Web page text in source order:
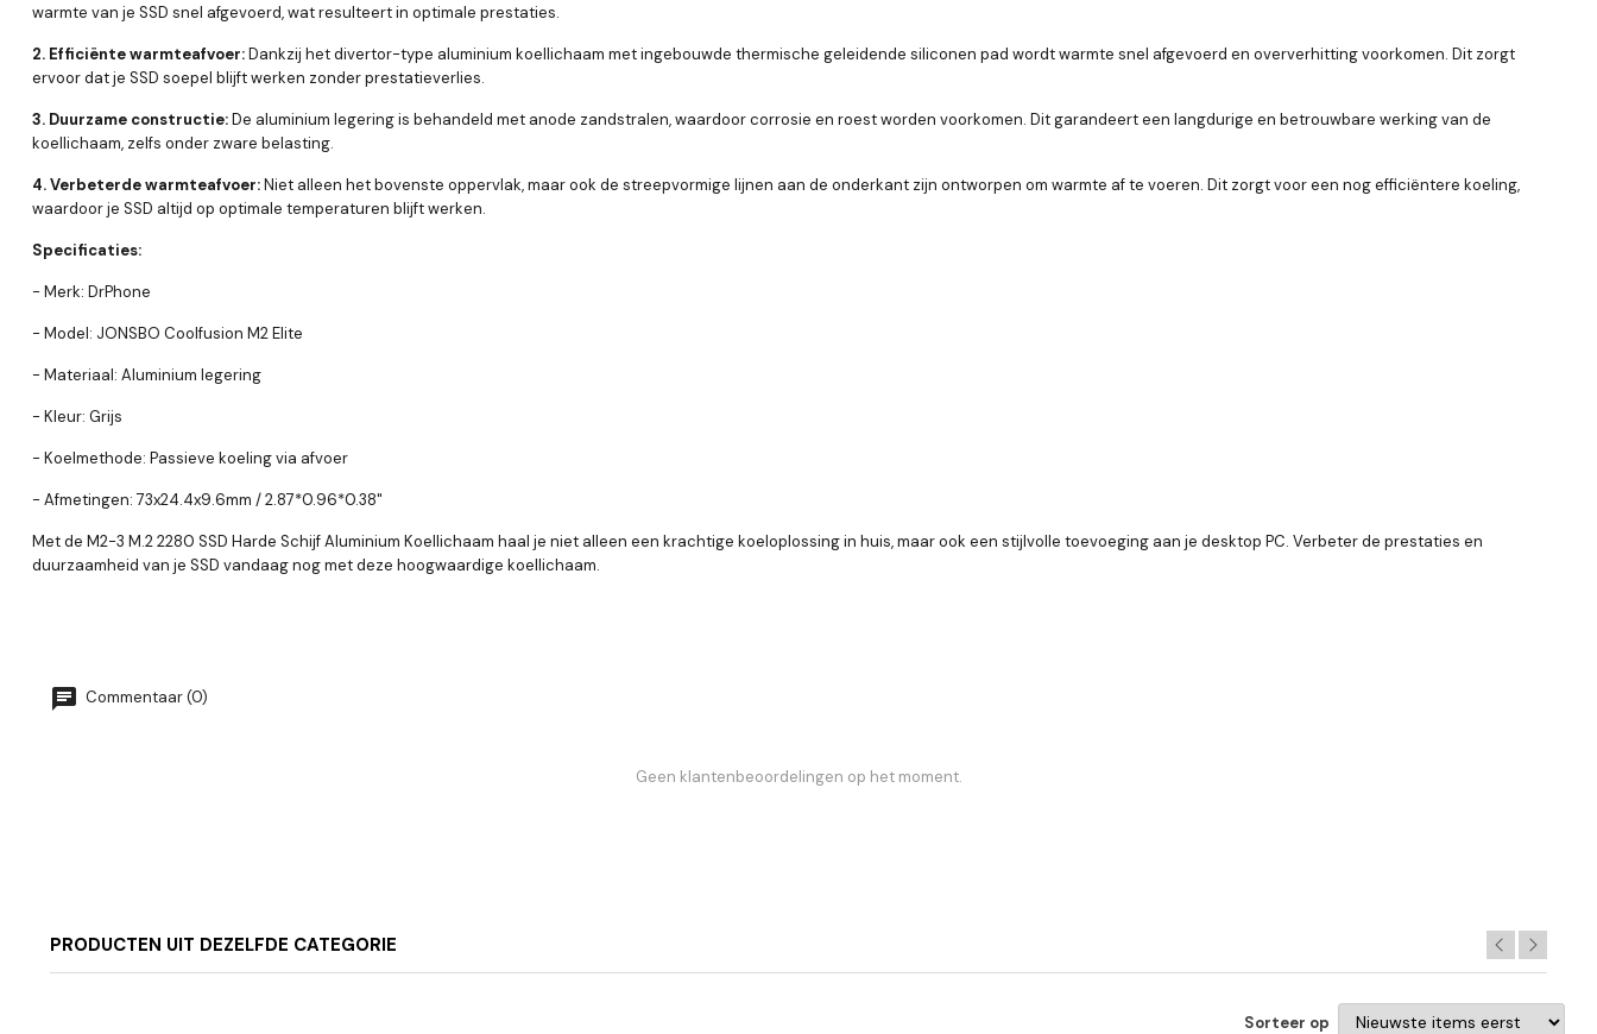
warmte van je SSD snel afgevoerd, wat resulteert in optimale prestaties.
2. Efficiënte warmteafvoer:Dankzij het divertor-type aluminium koellichaam met ingebouwde thermische geleidende siliconen pad wordt warmte snel afgevoerd en oververhitting voorkomen. Dit zorgt
ervoor dat je SSD soepel blijft werken zonder prestatieverlies.
3. Duurzame constructie:De aluminium legering is behandeld met anode zandstralen, waardoor corrosie en roest worden voorkomen. Dit garandeert een langdurige en betrouwbare werking van de
koellichaam, zelfs onder zware belasting.
4. Verbeterde warmteafvoer:Niet alleen het bovenste oppervlak, maar ook de streepvormige lijnen aan de onderkant zijn ontworpen om warmte af te voeren. Dit zorgt voor een nog efficiëntere koeling,
waardoor je SSD altijd op optimale temperaturen blijft werken.
Specificaties:
- Merk: DrPhone
- Model: JONSBO Coolfusion M2 Elite
- Materiaal: Aluminium legering
- Kleur: Grijs
- Koelmethode: Passieve koeling via afvoer
- Afmetingen: 73x24.4x9.6mm / 2.87*0.96*0.38"
Met de M2-3 M.2 2280 SSD Harde Schijf Aluminium Koellichaam haal je niet alleen een krachtige koeloplossing in huis, maar ook een stijlvolle toevoeging aan je desktop PC. Verbeter de prestaties en
duurzaamheid van je SSD vandaag nog met deze hoogwaardige koellichaam.
Commentaar (0)
Geen klantenbeoordelingen op het moment.
PRODUCTEN UIT DEZELFDE CATEGORIE
Sorteer op